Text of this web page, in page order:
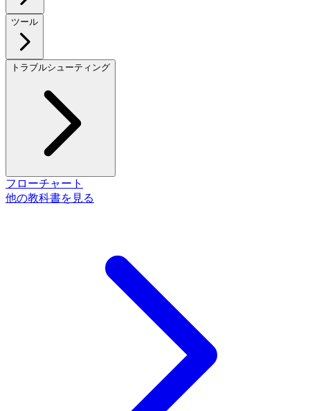
ツール
トラブルシューティング
フローチャート
他の教科書を見る